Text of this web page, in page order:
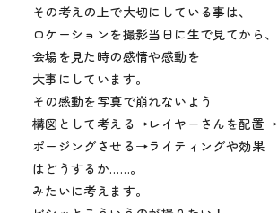
その考えの上で大切にしている事は、
ロケーションを撮影当日に生で見てから、
会場を見た時の感情や感動を
大事にしています。
その感動を写真で崩れないよう
構図として考える→レイヤーさんを配置→
ポージングさせる→ライティングや効果
はどうするか……。
みたいに考えます。